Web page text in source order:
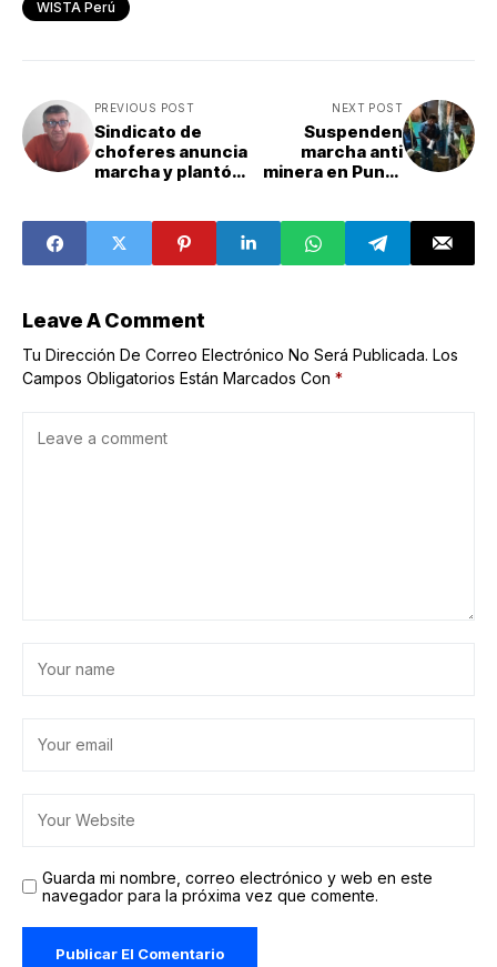
WISTA Perú
PREVIOUS POST
Sindicato de
choferes anuncia
marcha y plantón
polémicas
declaraciones
NEXT POST
Suspenden
marcha anti
minera en Punta
este viernes 15
de mayo
Leave A Comment
Tu Dirección De Correo Electrónico No Será Publicada. Los
Campos Obligatorios Están Marcados Con *
Guarda mi nombre, correo electrónico y web en este
navegador para la próxima vez que comente.